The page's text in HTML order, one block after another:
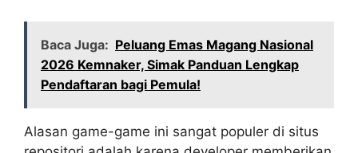
Baca Juga: Peluang Emas Magang Nasional
2026 Kemnaker, Simak Panduan Lengkap
Pendaftaran bagi Pemula!
Alasan game-game ini sangat populer di situs